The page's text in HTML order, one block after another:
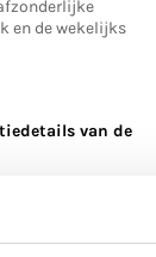
en de wekelijks
van de